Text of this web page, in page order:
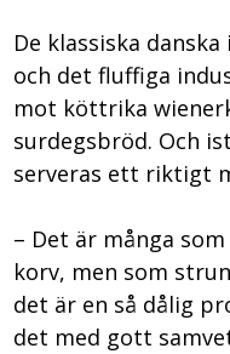
De klassiska
och det fluffiga
mot köttrika
surdegsbröd. Och
serveras ett riktigt
– Det är många
korv, men som
det är en så dålig
det med gott